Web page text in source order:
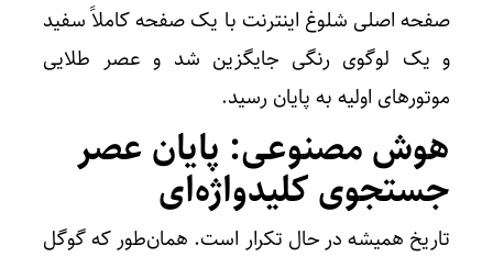
صفحه اصلی شلوغ اینترنت با یک صفحه کاملاً سفید
و یک لوگوی رنگی جایگزین شد و عصر طلایی
موتورهای اولیه به پایان رسید.
هوش مصنوعی: پایان عصر
جستجوی کلیدواژه‌ای
تاریخ همیشه در حال تکرار است. همان‌طور که گوگل